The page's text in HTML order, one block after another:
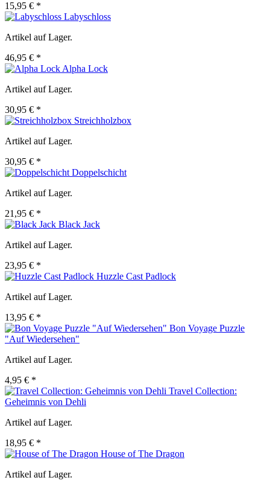
15,95 € *
Labyschloss
Artikel auf Lager.
46,95 € *
Alpha Lock
Artikel auf Lager.
30,95 € *
Streichholzbox
Artikel auf Lager.
30,95 € *
Doppelschicht
Artikel auf Lager.
21,95 € *
Black Jack
Artikel auf Lager.
23,95 € *
Huzzle Cast Padlock
Artikel auf Lager.
13,95 € *
Bon Voyage Puzzle
"Auf Wiedersehen"
Artikel auf Lager.
4,95 € *
Travel Collection:
Geheimnis von Dehli
Artikel auf Lager.
18,95 € *
House of The Dragon
Artikel auf Lager.